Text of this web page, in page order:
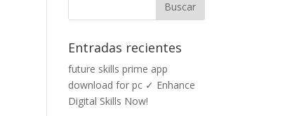
Entradas recientes
future skills prime app
download for pc ✓ Enhance
Digital Skills Now!